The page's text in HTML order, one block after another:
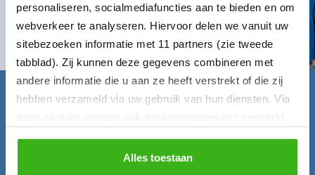
personaliseren, socialmediafuncties aan te bieden en om
webverkeer te analyseren. Hiervoor delen we vanuit uw
sitebezoeken informatie met 11 partners (zie tweede
tabblad). Zij kunnen deze gegevens combineren met
andere informatie die u aan ze heeft verstrekt of die zij
hebben verzameld via uw gebruik van hun diensten. Via
locatiegegevens, voorkeuren en surfgedrag. U kunt
Alles toestaan
Naar contactformulier
Claim nu gratis de Laadgids!